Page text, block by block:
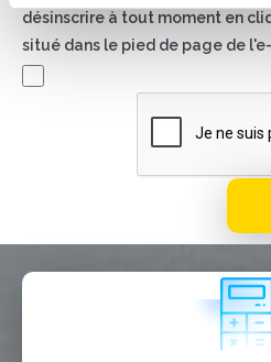
désinscrire à tout moment en
situé dans le pied de page de
Installateur
Designer